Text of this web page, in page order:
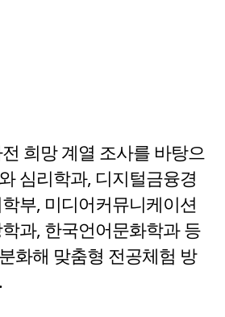
희망 계열 조사를 바탕으
심리학과, 디지털금융경
부, 미디어커뮤니케이션
과, 한국언어문화학과 등
화해 맞춤형 전공체험 방